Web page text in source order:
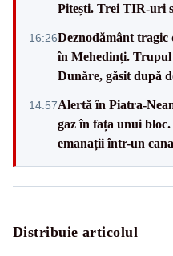
Pitești. Trei TIR-uri
16:26Deznodământ
în Mehedinți.
Dunăre, găsit după
14:57Alertă în Piatra-
gaz în fața unui
emanații într-un
Distribuie articolul